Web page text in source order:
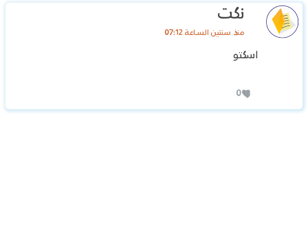
نكت
منذ سنتين الساعة 07:12
اسكتو
0